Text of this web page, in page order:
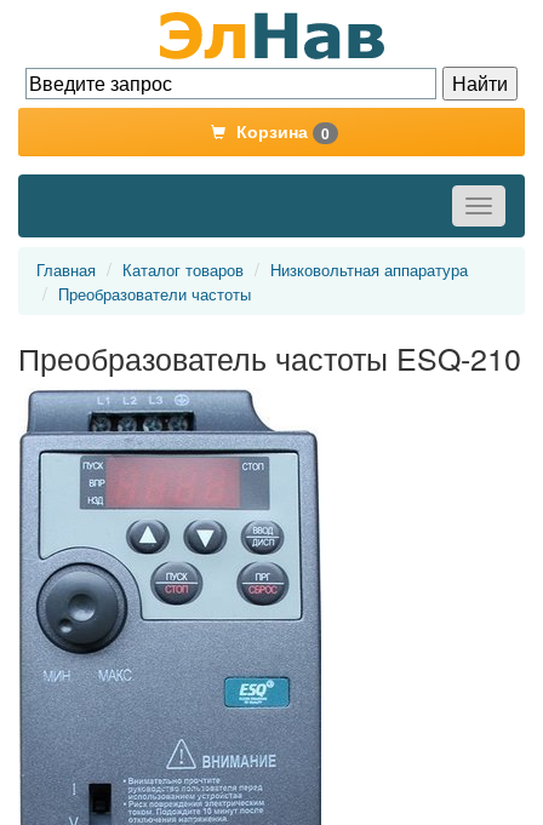
Корзина 0
Toggle
Главная Каталог товаров
Низковольтная аппаратура
Преобразователи частоты
Преобразователь частоты ESQ-210